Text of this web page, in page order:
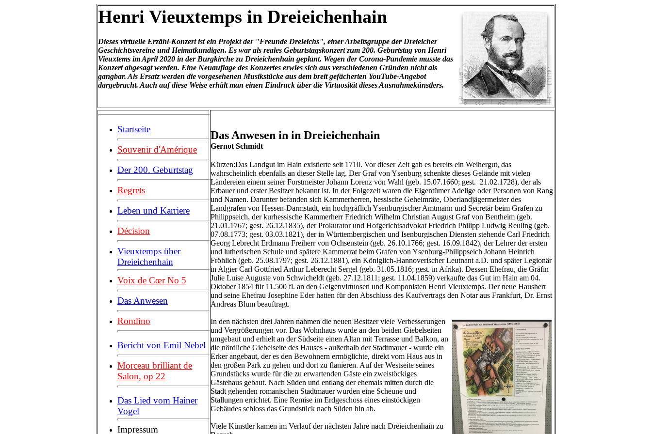
Henri Vieuxtemps in Dreieichenhain
Dieses virtuelle Erzähl-Konzert ist ein Projekt der "Freunde Dreieichs", einer Arbeitsgruppe der Dreieicher
Geschichtsvereine und Heimatkundigen. Es war als reales Geburtstagskonzert zum 200. Geburtstag von Henri
Vieuxtems im April 2020 in der Burgkirche zu Dreieichenhain geplant. Wegen der Corona-Pandemie musste das
Konzert abgesagt werden. Eine Neuauflage des Konzertes erwies sich aus verschiedenen Gründen nicht als
gangbar. Als Ersatz werden die vorgesehenen Musikstücke aus dem breit gefächerten YouTube-Angebot
dargebracht. Auch auf diese Weise erhält man einen Eindruck über die Virtuosität dieses Ausnahmekünstlers.
Startseite
Souvenir d'Amérique
Der 200. Geburtstag
Regrets
Leben und Karriere
Décision
Vieuxtemps über
Dreieichenhain
Voix de Cœr No 5
Das Anwesen
Rondino
Bericht von Emil Nebel
Morceau brilliant de
Salon, op 22
Das Lied vom Hainer
Vogel
Impressum
Das Anwesen in in Dreieichenhain
Gernot Schmidt
Kürzen:Das Landgut im Hain existierte seit 1710. Vor dieser Zeit gab es bereits ein Weihergut, das
wahrscheinlich ebenfalls an dieser Stelle lag. Der Graf von Ysenburg schenkte dieses Gelände mit vielen
Ländereien einem seiner Forstmeister Johann Lorenz von Wahl (geb. 15.07.1660; gest. 21.02.1728), der als
Erbauer und erster Besitzer bekannt ist. In der Folgezeit waren die Eigentümer Adelige oder Personen von Rang
und Namen. Darunter befanden sich Kammerherren, hessische Geheimräte, Oberlandjägermeister des
Landgrafen von Hessen-Darmstadt, ein hochgräflich Ysenburgischer Amtmann und Secretär beim Grafen zu
Philippseich, der kurhessische Kammerherr Friedrich Wilhelm Christian August Graf von Bentheim (geb.
21.01.1767; gest. 26.12.1835), der Prokurator und Hofgerichtsadvokat Friedrich Philipp Ludwig Reuling (geb.
07.08.1773; gest. 03.03.1821), der in Württembergischen und Isenburgischen Diensten stehende Carl Friedrich
Georg Lebrecht Erdmann Freiherr von Ochsenstein (geb. 26.10.1766; gest. 16.09.1842), der Lehrer der ersten
und lutherischen Schule und spätere Kammerrat beim Grafen von Ysenburg-Philippseich Johann Heinrich
Fröhlich (geb. 25.08.1797; gest. 26.12.1881), ein Königlich-Hannoverischer Leutnant a.D. und später Legionär
in Algier Carl Gottfried Arthur Leberecht Sergel (geb. 31.05.1816; gest. in Afrika). Dessen Ehefrau, die Gräfin
Julie Luise Auguste von Schwicheldt (geb. 27.12.1811; gest. 11.04.1859) verkaufte das Gut im Hain am 04.
Oktober 1854 für 11.500 fl. an den Geigenvirtuosen und Komponisten Henri Vieuxtemps. Der neue Hausherr
und seine Ehefrau Josephine Eder hatten für den Abschluss des Kaufvertrags den Notar aus Frankfurt, Dr. Ernst
Andreas Blum beauftragt.
In den nächsten drei Jahren nahmen die neuen Besitzer viele Verbesserungen
und Vergrößerungen vor. Das Wohnhaus wurde an den beiden Giebelseiten
umgebaut und erhielt an der Südseite einen Altan mit Terrasse und Balkon, an
die nördliche Giebelseite des Hauses - außerhalb der Stadtmauer - wurde ein
Erker angebaut, der es den Bewohnern ermöglichte, direkt vom Haus aus in
den großen Park zu gehen und dort zu flanieren. Auf der Westseite seines
Grundstücks wurde für die zu erwartenden Gäste ein zweistöckiges
Gästehaus gebaut. Nach Süden und entlang der ehemals mitten durch die
Stadt gehenden romanischen Stadtmauer wurden eine Scheune und
Stallungen errichtet. Eine Remise im Erdgeschoss eines einstöckigen
Gebäudes schloss das Grundstück nach Süden hin ab.
Viele Künstler kamen im Verlauf der nächsten Jahre nach Dreieichenhain zu